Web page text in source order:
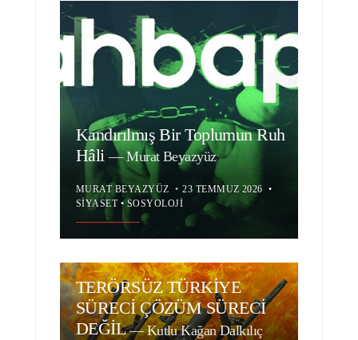
Kandırılmış Bir Toplumun Ruh
Hâli—Murat Beyazyüz
MURAT BEYAZYÜZ • 23 TEMMUZ 2026 •
SIYASET• SOSYOLOJI
TERÖRSÜZ TÜRKİYE
SÜRECİ ÇÖZÜM SÜRECİ
DEĞİL—Kutlu Kağan Dalkılıç